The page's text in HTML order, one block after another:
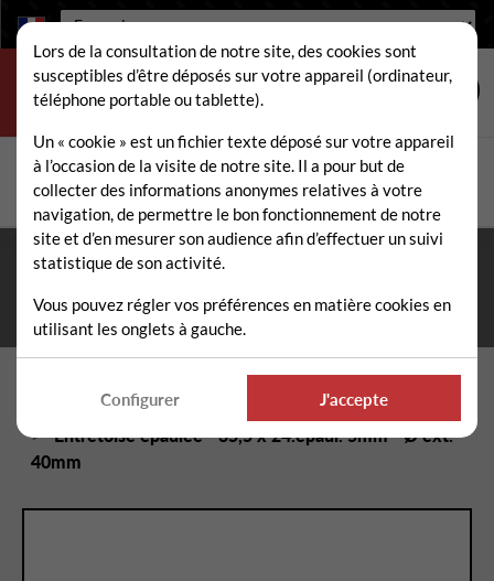
Langue :
Rechercher
Fermeture estivale du 10 au 21 août 2026
téléphonique et administrative assurée durant tout l'été. ☀️
Pièces détachées épareuse / faucheuse
Visserie, Entretoises, Chapes épareuse / faucheuse
Entretoise épaulée - 35,5 x 24.épaul. 5mm - Ø ext.
40mm
Lors de la consultation de notre site, des cookies sont
susceptibles d’être déposés sur votre appareil (ordinateur,
téléphone portable ou tablette).
Un « cookie » est un fichier texte déposé sur votre appareil
à l’occasion de la visite de notre site. Il a pour but de
collecter des informations anonymes relatives à votre
navigation, de permettre le bon fonctionnement de notre
site et d’en mesurer son audience afin d’effectuer un suivi
statistique de son activité.
Vous pouvez régler vos préférences en matière cookies en
utilisant les onglets à gauche.
Configurer J'accepte